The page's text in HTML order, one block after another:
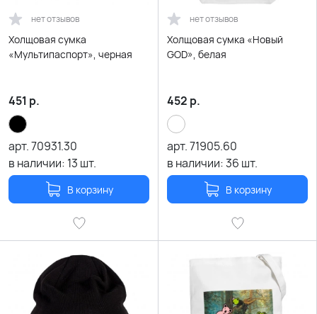
нет отзывов
Холщовая сумка
«Мультипаспорт», черная
451 р.
арт.70931.30
в наличии: 13 шт.
В корзину
нет отзывов
Холщовая сумка «Новый
GOD», белая
452 р.
арт.71905.60
в наличии:36 шт.
В корзину